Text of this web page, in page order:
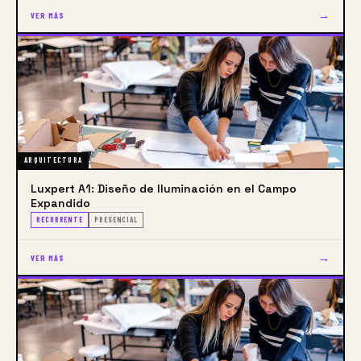
derribar las barreras tradicionales que existen entre
el diseño arquitectónico, el desarrollo técnico de
proyectos de iluminación y la consultoría profesional
en este campo, permitiendo una integración más
fluida y efectiva de la iluminación en los proyectos
arquitectónicos.
Uno de los principales objetivos de los programas
LUXPERT es abordar la percepción común de que la
iluminación es una especialidad reservada solo para
VER MÁS →
ARQUITECTURA
Luxpert A1: Diseño de Iluminación en el Campo
Expandido
RECURRENTE PRESENCIAL
VER MÁS →